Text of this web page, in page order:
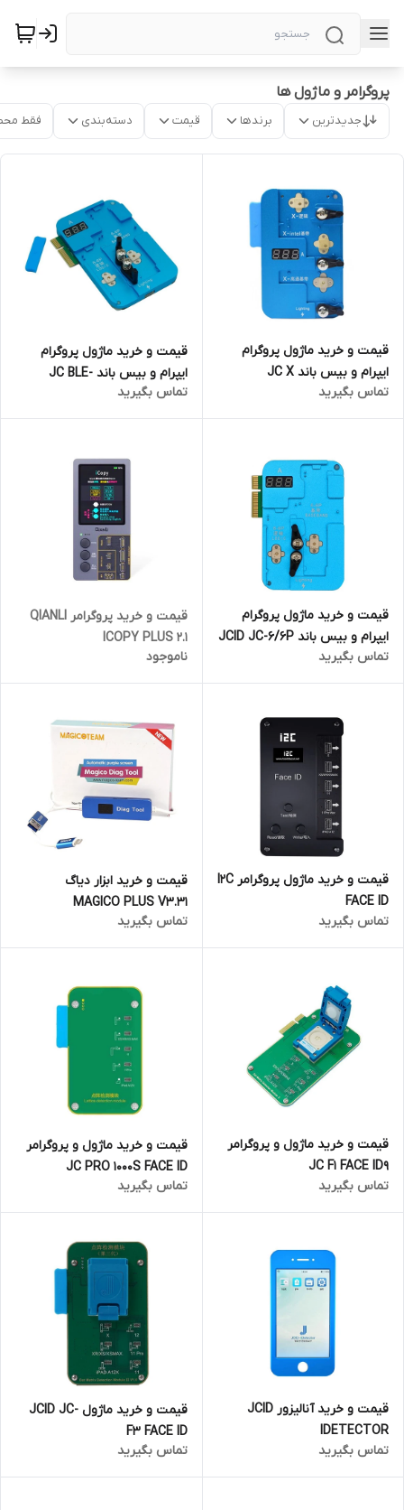
پروگرامر و ماژول ها
جدیدترین برندها قیمت دسته‌بندی فقط
قیمت و خرید ماژول پروگرام
ایپرام و بیس باند JC X
تماس بگیرید
قیمت و خرید ماژول پروگرام
ایپرام و بیس باند JC BLE-
6S/6SP
تماس بگیرید
قیمت و خرید ماژول پروگرام
ایپرام و بیس باند JCID JC-۶/۶P
تماس بگیرید
قیمت و خرید پروگرامر QIANLI
ICOPY PLUS 2.1
ناموجود
قیمت و خرید ماژول پروگرامر I2C
FACE ID
تماس بگیرید
قیمت و خرید ابزار دیاگ
MAGICO PLUS V3.31
تماس بگیرید
قیمت و خرید ماژول و پروگرامر
JC F1 FACE ID9
تماس بگیرید
قیمت و خرید ماژول و پروگرامر
JC PRO 1000S FACE ID
تماس بگیرید
قیمت و خرید آنالیزور JCID
IDETECTOR
تماس بگیرید
قیمت و خرید ماژول JCID JC-
F3 FACE ID
تماس بگیرید